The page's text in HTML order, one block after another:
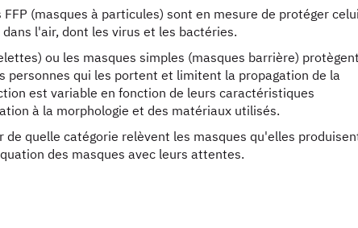
(masques à particules) sont en mesure de protéger
l'air, dont les virus et les bactéries.
ou les masques simples (masques barrière) protègent
personnes qui les portent et limitent la propagation de la
est variable en fonction de leurs caractéristiques
à la morphologie et des matériaux utilisés.
de quelle catégorie relèvent les masques qu'elles
des masques avec leurs attentes.